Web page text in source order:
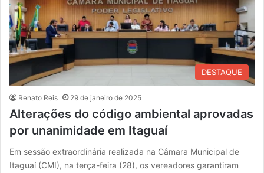
DESTAQUE
Renato Reis 29 de janeiro de 2025
Alterações do código ambiental aprovadas
por unanimidade em Itaguaí
Em sessão extraordinária realizada na Câmara Municipal de
Itaguaí (CMI), na terça-feira (28), os vereadores garantiram